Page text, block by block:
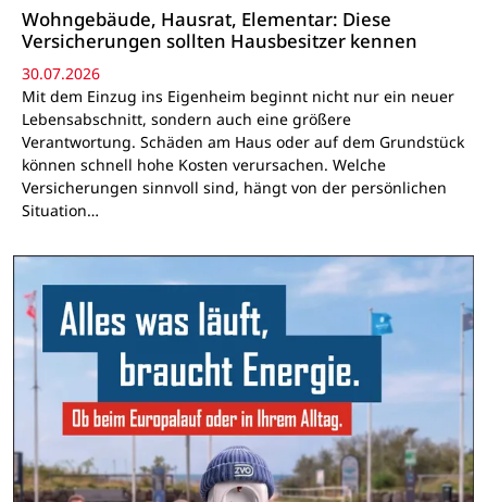
Wohngebäude, Hausrat, Elementar: Diese
Versicherungen sollten Hausbesitzer kennen
30.07.2026
Mit dem Einzug ins Eigenheim beginnt nicht nur ein neuer
Lebensabschnitt, sondern auch eine größere
Verantwortung. Schäden am Haus oder auf dem Grundstück
können schnell hohe Kosten verursachen. Welche
Versicherungen sinnvoll sind, hängt von der persönlichen
Situation…